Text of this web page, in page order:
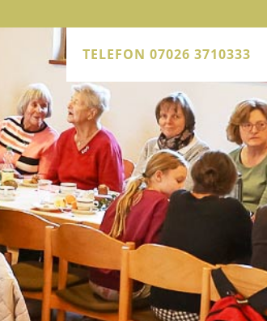
TELEFON 07026 3710333